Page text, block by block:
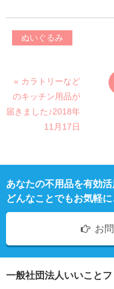
ぬいぐるみ
« カラトリーなど
のキッチン用品が
届きました♪2018年
11月17日
あなたの不用品を有効活
どんなことでもお気軽に
お
一般社団法人いいことフ